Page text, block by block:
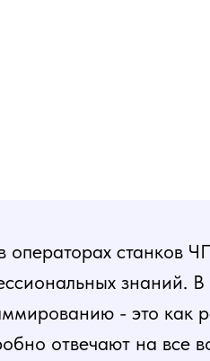
операторах станков
знаний.
- это как
отвечают на все